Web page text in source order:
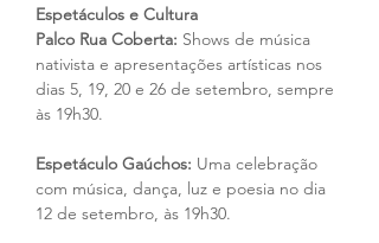
Espetáculos e Cultura
Palco Rua Coberta: Shows de música
nativista e apresentações artísticas nos
dias 5, 19, 20 e 26 de setembro, sempre
às 19h30.
Espetáculo Gaúchos: Uma celebração
com música, dança, luz e poesia no dia
12 de setembro, às 19h30.